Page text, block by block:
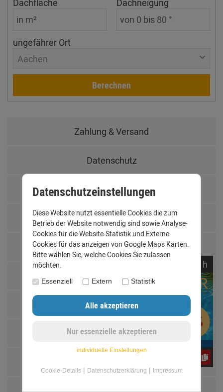
ungefährer Ort
Aachen
Berechnen
Zahlung & Versand
Datenschutz
AGB
Impressum
Kontakt
Schäden und Reklamationen
Vertrag widerrufen
h
Datenschutzeinstellungen
Diese Website nutzt essentielle Cookies die zum
Betrieb der Website notwendig sind sowie Analyse-
Cookies für die Website-Statistik und Externe
Cookies für das anzeigen von Google Maps Karten.
Bitte wählen Sie, welche Cookies Sie zulassen
möchten.
Essenziell Extern Statistik
individuelle Einstellungen
Cookie-Details| Datenschutzerklärung | Impressum